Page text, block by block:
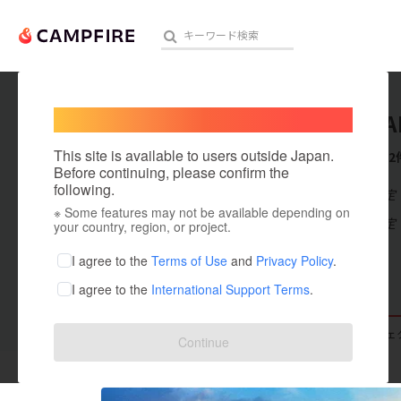
人気のプロジェクト 注目の
アート・写真
テクノロジー・ガジェット
映像・映画
ビジネス・起業
まちづくり・地域活性化
This site is available to users outside Japan.
Before continuing, please confirm the
following.
※ Some features may not be available depending on
your country, region, or project.
I agree to the Terms of Use and Privacy Policy.
I agree to the International Support Terms.
Continue
これまでに2
在住国：未設定
出身国：未設定
プロジ